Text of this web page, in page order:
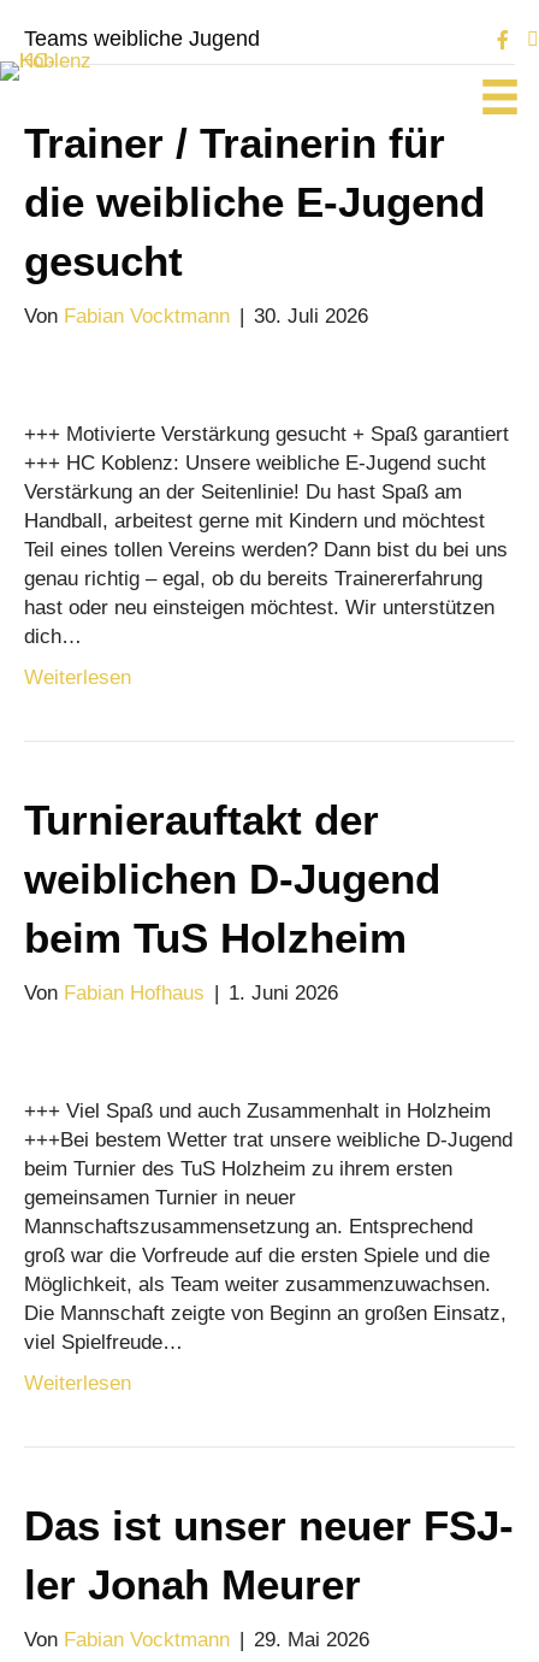
Teams weibliche Jugend
Trainer / Trainerin für
die weibliche E-Jugend
gesucht
Von Fabian Vocktmann | 30. Juli 2026
+++ Motivierte Verstärkung gesucht + Spaß garantiert
+++ HC Koblenz: Unsere weibliche E-Jugend sucht
Verstärkung an der Seitenlinie! Du hast Spaß am
Handball, arbeitest gerne mit Kindern und möchtest
Teil eines tollen Vereins werden? Dann bist du bei uns
genau richtig – egal, ob du bereits Trainererfahrung
hast oder neu einsteigen möchtest. Wir unterstützen
dich…
Weiterlesen
Turnierauftakt der
weiblichen D-Jugend
beim TuS Holzheim
Von Fabian Hofhaus | 1. Juni 2026
+++ Viel Spaß und auch Zusammenhalt in Holzheim
+++Bei bestem Wetter trat unsere weibliche D-Jugend
beim Turnier des TuS Holzheim zu ihrem ersten
gemeinsamen Turnier in neuer
Mannschaftszusammensetzung an. Entsprechend
groß war die Vorfreude auf die ersten Spiele und die
Möglichkeit, als Team weiter zusammenzuwachsen.
Die Mannschaft zeigte von Beginn an großen Einsatz,
viel Spielfreude…
Weiterlesen
Das ist unser neuer FSJ-
ler Jonah Meurer
Von Fabian Vocktmann | 29. Mai 2026